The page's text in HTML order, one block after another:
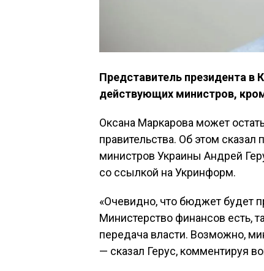
Представитель президента в
действующих министров,
Оксана Маркарова может
правительства. Об этом сказал
министров Украины Андрей
со ссылкой на Укринформ.
«Очевидно, что бюджет будет
Министерство финансов есть,
передача власти. Возможно,
— сказал Герус, комментируя